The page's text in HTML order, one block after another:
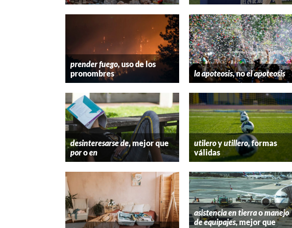
prender fuego, uso de los
pronombres
la apoteosis, noel apoteosis
desinteresarse de, mejor que
poroen
utileroyutillero, formas
válidas
asistencia en tierraomanejo
de equipajes, mejor que